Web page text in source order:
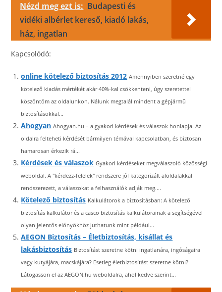
Nézd meg ezt is: Budapesti és
vidéki albérlet kereső, kiadó lakás,
ház, ingatlan
Kapcsolódó:
online kötelező biztosítás 2012 Amennyiben szeretné egy
kötelező kiadás mértékét akár 40%-kal csökkenteni, úgy szeretettel
köszöntöm az oldalunkon. Nálunk megtalál mindent a gépjármű
biztosításokkal...
Ahogyan Ahogyan.hu – a gyakori kérdések és válaszok honlapja. Az
oldalra felteheti kérdését bármilyen témával kapcsolatban, és biztosan
hamarosan érkezik rá...
Kérdések és válaszok Gyakori kérdéseket megválaszoló közösségi
weboldal. A "kérdezz-felelek" rendszere jól kategorizált aloldalakkal
rendszerezett, a válaszokat a felhasználók adják meg....
Kötelező biztosítás Kalkulátorok a biztosításban: A kötelező
biztosítás kalkulátor és a casco biztosítás kalkulátorainak a segítségével
olyan jelentős előnyökhöz juthatunk mint például...
AEGON Biztosítás – Életbiztosítás, kisállat és
lakásbiztosítás Biztosítást szeretne kötni ingatlanára, ingóságaira
vagy kutyájára, macskájára? Esetleg életbiztosítást szeretne kötni?
Látogasson el az AEGON.hu weboldalra, ahol kedve szerint...